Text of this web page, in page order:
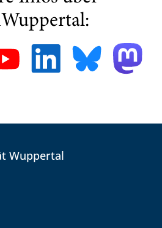
Wuppertal